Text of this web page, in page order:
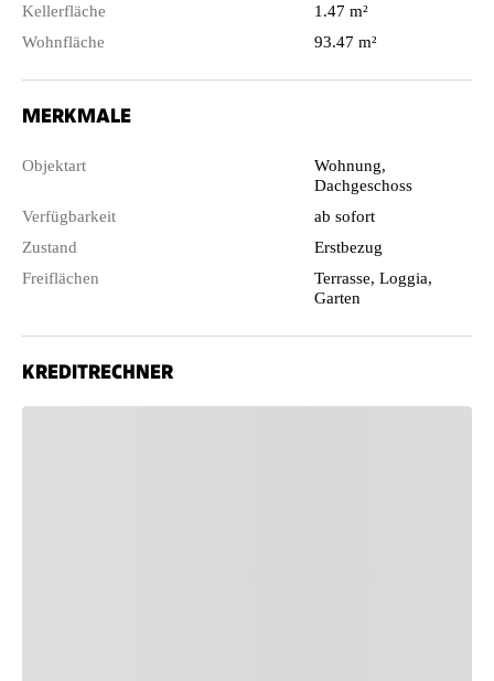
Kellerfläche
1.47 m²
Wohnfläche
93.47 m²
MERKMALE
Objektart
Wohnung,
Dachgeschoss
Verfügbarkeit
ab sofort
Zustand
Erstbezug
Freiflächen
Terrasse, Loggia,
Garten
KREDITRECHNER